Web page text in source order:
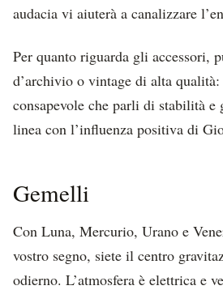
audacia vi aiuterà a canalizzare
Per quanto riguarda gli accessori,
d’archivio o vintage di alta
consapevole che parli di stabilità e
linea con l’influenza positiva di
Gemelli
Con Luna, Mercurio, Urano e
vostro segno, siete il centro
odierno. L’atmosfera è elettrica e